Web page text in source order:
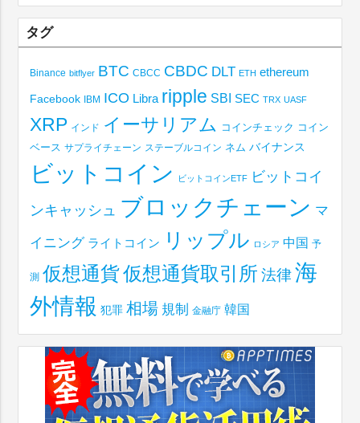
タグ
Binance bitflyer BTC CBCC CBDC DLT ETH ethereum
Facebook IBM ICO Libra ripple SBI SEC TRX UASF
XRP インド イーサリアム コインチェック コイン
ベース サプライチェーン ステーブルコイン ネム バイナンス
ビットコイン ビットコインETF ビットコイ
ンキャッシュ ブロックチェーン マ
イニング ライトコイン リップル ロシア 中国 予
測 仮想通貨仮想通貨取引所 法律 海
外情報 犯罪 相場 規制 金融庁 韓国